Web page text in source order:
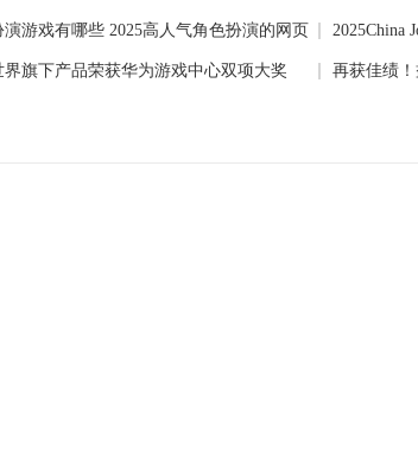
新排
游戏有哪些 2025高人气角色扮演的网页 2025China
激情
旗下产品荣获华为游戏中心双项大奖 再获佳绩